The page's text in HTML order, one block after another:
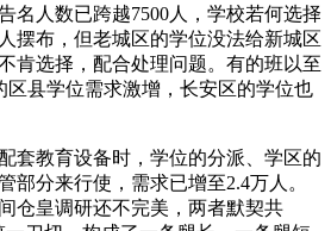
名人数已跨越7500人，学校若何选择
摆布，但老城区的学位没法给新城区
肯选择，配合处理问题。有的班以至
区县学位需求激增，长安区的学位也
教育设备时，学位的分派、学区的
部分来行使，需求已增至2.4万人。
仓皇调研还不完美，两者默契共